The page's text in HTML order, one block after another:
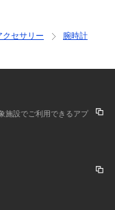
クセサリー
腕時計
施設でご利用できるアプ